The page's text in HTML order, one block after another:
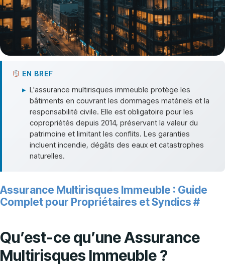
EN BREF
▸ L'assurance multirisques immeuble protège les
bâtiments en couvrant les dommages matériels et la
responsabilité civile. Elle est obligatoire pour les
copropriétés depuis 2014, préservant la valeur du
patrimoine et limitant les conflits. Les garanties
incluent incendie, dégâts des eaux et catastrophes
naturelles.
Assurance Multirisques Immeuble : Guide
Complet pour Propriétaires et Syndics #
Qu’est-ce qu’une Assurance
Multirisques Immeuble ?